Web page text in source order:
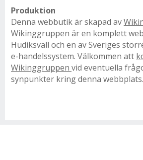
Produktion
Denna webbutik är skapad av
Wikinggruppen är en komplett
Hudiksvall och en av Sveriges
e-handelssystem. Välkommen att
Wikinggruppen vid eventuella
synpunkter kring denna webbplats.